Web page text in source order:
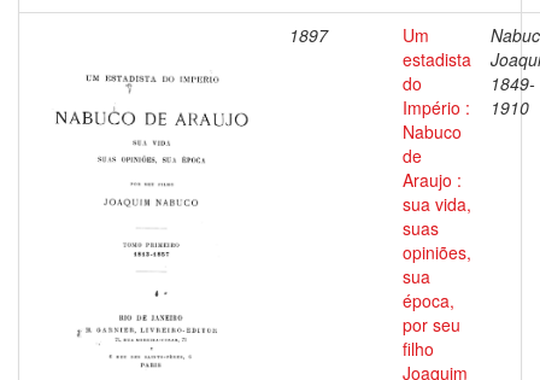
1897
Um
estadista
do
Império :
Nabuco
de
Araujo :
sua vida,
suas
opiniões,
sua
época,
por seu
filho
Joaquim
1849-
1910